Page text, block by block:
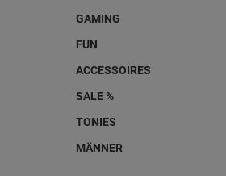
GAMING
FUN
ACCESSOIRES
SALE %
TONIES
MÄNNER